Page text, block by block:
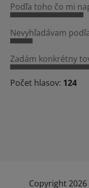
Podľa toho čo mi
Nevyhľadávam
Zadám konkrétny
Počet hlasov: 124
Copyright 2026